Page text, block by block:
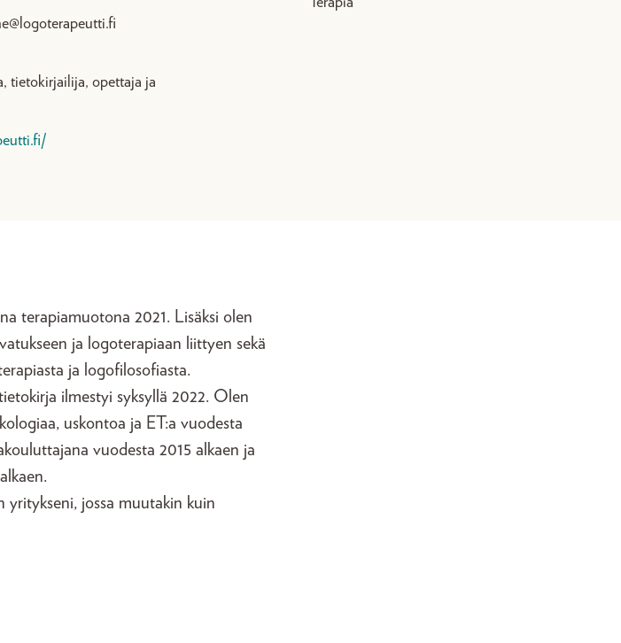
tietokirjailija, opettaja ja
terapiamuotona 2021. Lisäksi olen
ja logoterapiaan liittyen sekä
ja logofilosofiasta.
ilmestyi syksyllä 2022. Olen
uskontoa ja ET:a vuodesta
vuodesta 2015 alkaen ja
jossa muutakin kuin